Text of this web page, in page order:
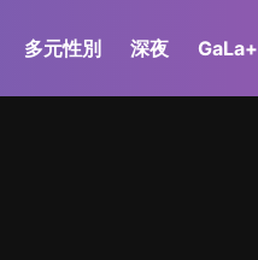
多元性別 深夜 GaLa+